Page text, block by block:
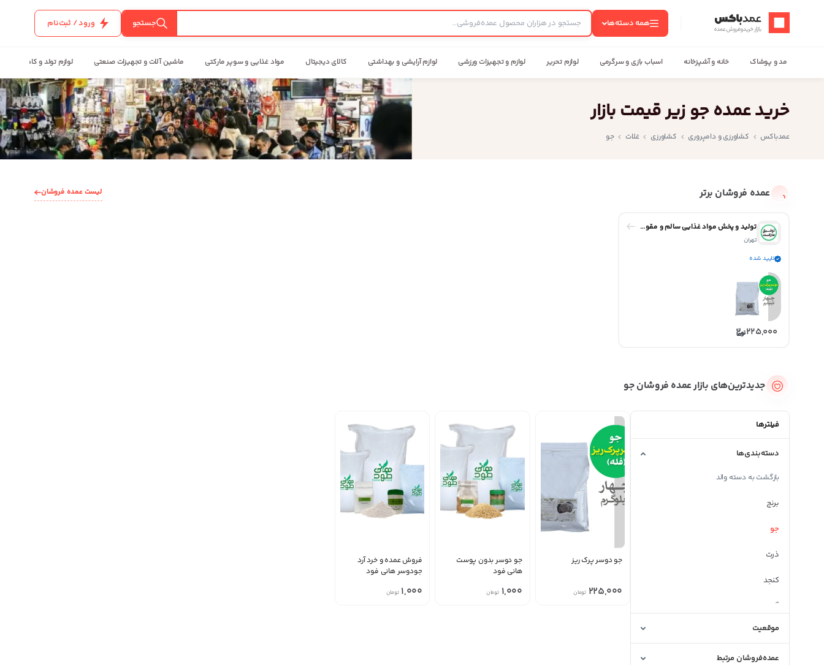
عمدباکس — بازگشت به صفحه اصلی همه دسته‌ها جستجو ورود / ثبت‌نام
مد و پوشاک خانه و آشپزخانه اسباب بازی و سرگرمی لوازم تحریر لوازم و تجهیزات ورزشی لوازم آرایشی و بهداشتی کالای دیجیتال مواد غذایی و سوپر مارکتی ماشین آلات و تجهیزات صنعتی لوازم تولد و کادویی
خرید عمده جو زیر قیمت بازار
عمدباکس کشاورزی و دامپروری کشاورزی غلات جو
عمده فروشان برتر لیست عمده فروشان
تولید و پخش مواد غذایی سالم و مقوی توفیق مارکت
تهران
تایید شده
225,000
جدیدترین‌های بازار عمده فروشان جو
فیلترها
دسته‌بندی‌ها
بازگشت به دسته والد
برنج
جو
ذرت
کنجد
گندم
موقعیت
عمده‌فروشان مرتبط
جو دوسر پرک ریز
225,000 تومان
جو دوسر بدون پوست
هانی فود
1,000 تومان
فروش عمده و خرد آرد
جودوسر هانی فود
1,000 تومان